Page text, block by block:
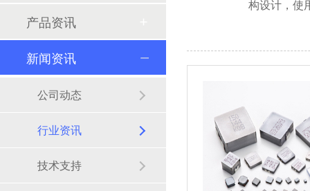
构设计，使
产品资讯
新闻资讯
公司动态
行业资讯
技术支持